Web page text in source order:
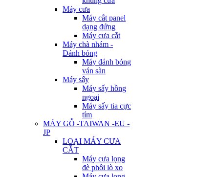
Máy cưa
Máy cắt panel
dạng đứng
Máy cưa cắt
Máy chà nhám -
Đánh bóng
Máy đánh bóng
ván sàn
Máy sấy
Máy sấy hồng
ngoại
Máy sấy tia cực
tím
MÁY GỖ -TAIWAN -EU -
JP
LOẠI MÁY CƯA
CẮT
Máy cưa lọng
đè phôi lò xo